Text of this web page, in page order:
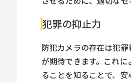
犯罪の抑止力
防犯カメラの存在は犯
が期待できます。これ
ることを知ることで、安